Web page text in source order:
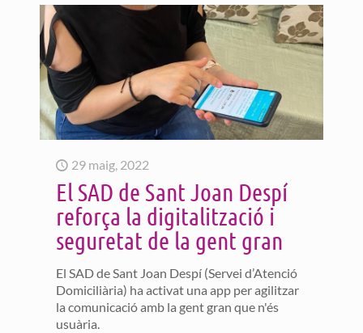
29 maig, 2022
El SAD de Sant Joan Despí
reforça la digitalització i
seguretat de la gent gran
El SAD de Sant Joan Despí (Servei d’Atenció
Domiciliària) ha activat una app per agilitzar
la comunicació amb la gent gran que n'és
usuària.